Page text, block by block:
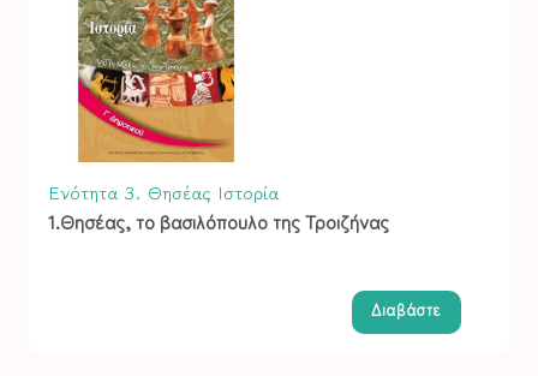
Ενότητα 3. Θησέας Ιστορία
1.Θησέας, το βασιλόπουλο της Τροιζήνας
Διαβάστε